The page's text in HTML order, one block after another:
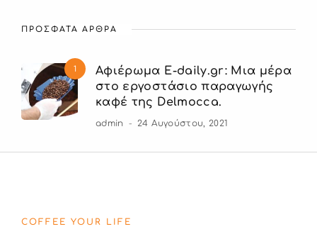
ΠΡΟΣΦΑΤΑ ΑΡΘΡΑ
1
Αφιέρωμα E-daily.gr: Μια μέρα
στο εργοστάσιο παραγωγής
καφέ της Delmocca.
admin 24 Αυγούστου, 2021
COFFEE YOUR LIFE